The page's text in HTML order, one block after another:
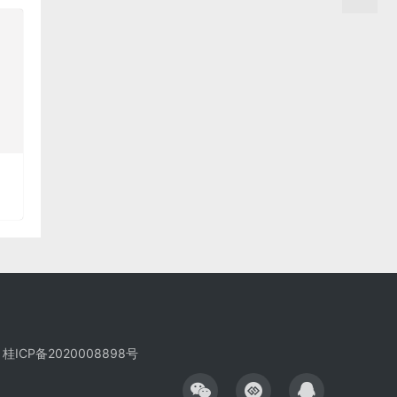
桂ICP备2020008898号